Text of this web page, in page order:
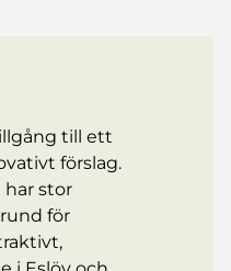
till ett
förslag.
stor
för